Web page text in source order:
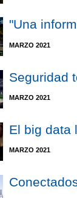
"Una
MARZO 2021
Seguridad
MARZO 2021
El big data
MARZO 2021